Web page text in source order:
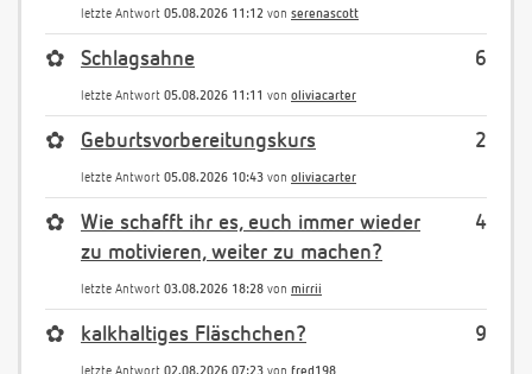
letzte Antwort 05.08.2026 11:12 von serenascott
6
✿ Schlagsahne
letzte Antwort 05.08.2026 11:11 von oliviacarter
2
✿ Geburtsvorbereitungskurs
letzte Antwort 05.08.2026 10:43 von oliviacarter
4
✿
Wie schafft ihr es, euch immer wieder
zu motivieren, weiter zu machen?
letzte Antwort 03.08.2026 18:28 von mirrii
9
✿ kalkhaltiges Fläschchen?
letzte Antwort 02.08.2026 07:23 von fred198